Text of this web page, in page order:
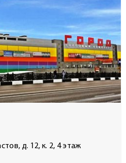
д. 12, к. 2, 4 этаж